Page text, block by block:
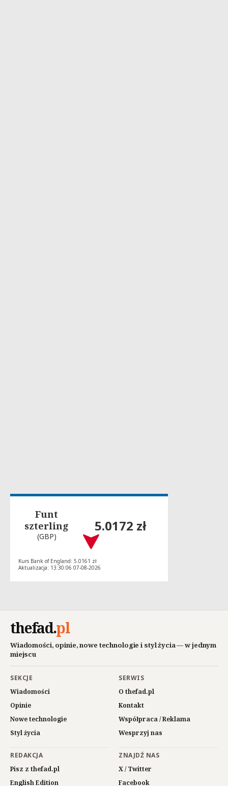
Funt
szterling
(GBP)
5.0172 zł
Kurs Bank of England: 5.0161 zł
Aktualizacja: 13:30:06 07-08-2026
thefad.pl
Wiadomości, opinie, nowe technologie i styl życia — w jednym
miejscu
SEKCJE
Wiadomości
Opinie
Nowe technologie
Styl życia
SERWIS
O thefad.pl
Kontakt
Współpraca / Reklama
Wesprzyj nas
REDAKCJA
Pisz z thefad.pl
English Edition
ZNAJDŹ NAS
X / Twitter
Facebook